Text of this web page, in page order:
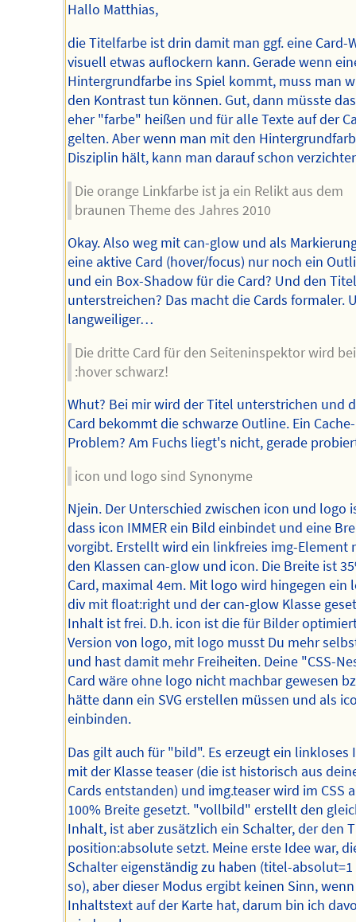
Hallo Matthias,
die Titelfarbe ist drin damit man ggf. eine Card-
visuell etwas auflockern kann. Gerade wenn
Hintergrundfarbe ins Spiel kommt, muss man
den Kontrast tun können. Gut, dann müsste
eher "farbe" heißen und für alle Texte auf der
gelten. Aber wenn man mit den
Disziplin hält, kann man darauf schon
Die orange Linkfarbe ist ja ein Relikt aus dem
braunen Theme des Jahres 2010
Okay. Also weg mit can-glow und als
eine aktive Card (hover/focus) nur noch ein
und ein Box-Shadow für die Card? Und den Titel
unterstreichen? Das macht die Cards formaler.
langweiliger…
Die dritte Card für den Seiteninspektor wird bei
:hover schwarz!
Whut? Bei mir wird der Titel unterstrichen und
Card bekommt die schwarze Outline. Ein Cache-
Problem? Am Fuchs liegt's nicht, gerade
icon und logo sind Synonyme
Njein. Der Unterschied zwischen icon und logo
dass icon IMMER ein Bild einbindet und eine
vorgibt. Erstellt wird ein linkfreies img-Element
den Klassen can-glow und icon. Die Breite ist
Card, maximal 4em. Mit logo wird hingegen ein
div mit float:right und der can-glow Klasse
Inhalt ist frei. D.h. icon ist die für Bilder
Version von logo, mit logo musst Du mehr
und hast damit mehr Freiheiten. Deine "CSS-
Card wäre ohne logo nicht machbar gewesen
hätte dann ein SVG erstellen müssen und als
einbinden.
Das gilt auch für "bild". Es erzeugt ein linkloses
mit der Klasse teaser (die ist historisch aus
Cards entstanden) und img.teaser wird im CSS
100% Breite gesetzt. "vollbild" erstellt den
Inhalt, ist aber zusätzlich ein Schalter, der den
position:absolute setzt. Meine erste Idee war,
Schalter eigenständig zu haben (titel-absolut=1
so), aber dieser Modus ergibt keinen Sinn,
Inhaltstext auf der Karte hat, darum bin ich